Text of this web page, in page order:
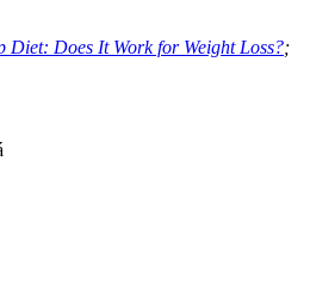
Diet: Does It Work for Weight Loss?;